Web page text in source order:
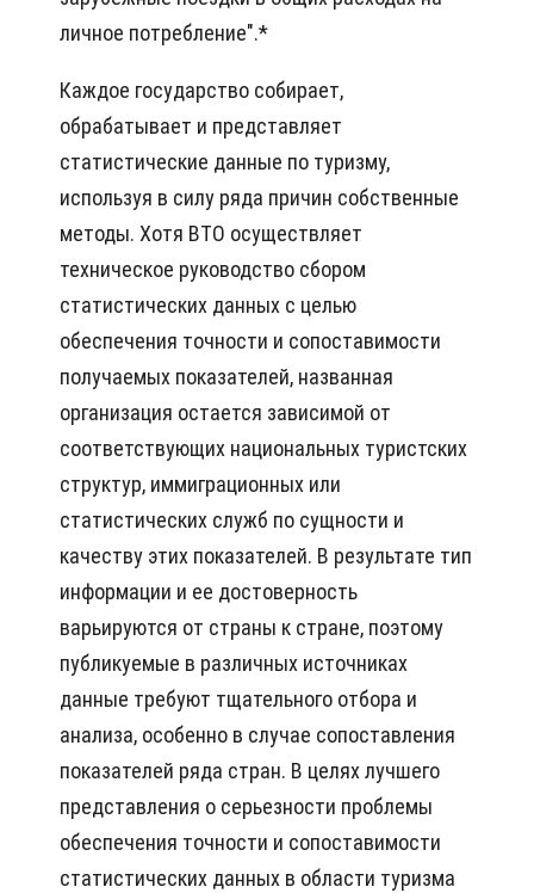
личное потребление".*
Каждое государство собирает,
обрабатывает и представляет
статистические данные по туризму,
используя в силу ряда причин собственные
методы. Хотя ВТО осуществляет
техническое руководство сбором
статистических данных с целью
обеспечения точности и сопоставимости
получаемых показателей, названная
организация остается зависимой от
соответствующих национальных туристских
структур, иммиграционных или
статистических служб по сущности и
качеству этих показателей. В результате тип
информации и ее достоверность
варьируются от страны к стране, поэтому
публикуемые в различных источниках
данные требуют тщательного отбора и
анализа, особенно в случае сопоставления
показателей ряда стран. В целях лучшего
представления о серьезности проблемы
обеспечения точности и сопоставимости
статистических данных в области туризма